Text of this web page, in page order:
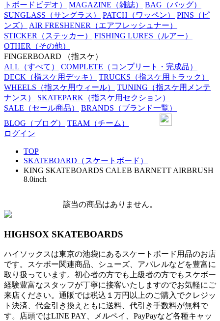
トボードビデオ）
MAGAZINE （雑誌） BAG （バッグ）
SUNGLASS （サングラス） PATCH （ワッペン） PINS （ピ
ンズ）
AIR FRESHENER （エアフレッシュナー）
STICKER （ステッカー） FISHING LURES （ルアー）
OTHER （その他）
FINGERBOARD
（指スケ）
ALL （すべて） COMPLETE （コンプリート・完成品）
DECK （指スケ用デッキ） TRUCKS （指スケ用トラック）
WHEELS （指スケ用ウィール） TUNING （指スケ用メンテ
ナンス）
SKATEPARK （指スケ用セクション）
SALE （セール商品） BRANDS （ブランド一覧）
BLOG （ブログ） TEAM （チーム）
ログイン
TOP
SKATEBOARD（スケートボード）
KING SKATEBOARDS CALEB BARNETT AIRBRUSH
8.0inch
該当の商品はありません。
HIGHSOX SKATEBOARDS
ハイソックスは東京の池袋にあるスケートボード用品のお店
です。スケボー関連商品、シューズ、アパレルなどを豊富に
取り扱っています。初心者の方でも上級者の方でもスケボー
経験豊富なスタッフが丁寧に接客いたしますのでお気軽にご
来店ください。通販では税込１万円以上のご購入でクレジッ
ト決済、代金引き換えともに送料、代引き手数料が無料で
す。店頭ではLINE PAY、メルペイ、PayPayなど各種キャッ